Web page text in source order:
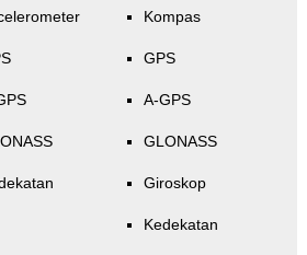
Kompas
GPS
A-GPS
GLONASS
Giroskop
Kedekatan